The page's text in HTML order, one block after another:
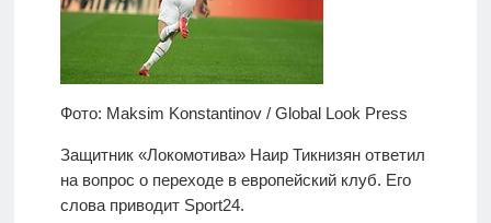
Фото: Maksim Konstantinov / Global Look Press
Защитник «Локомотива» Наир Тикнизян ответил
на вопрос о переходе в европейский клуб. Его
слова приводит Sport24.